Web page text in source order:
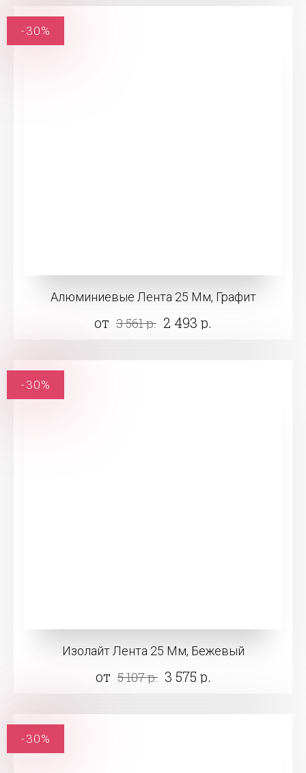
Алюминиевые Лента 25 Мм, Графит
от 3 561 р. 2 493 р.
-30%
Изолайт Лента 25 Мм, Бежевый
от 5 107 р. 3 575 р.
-30%
-30%